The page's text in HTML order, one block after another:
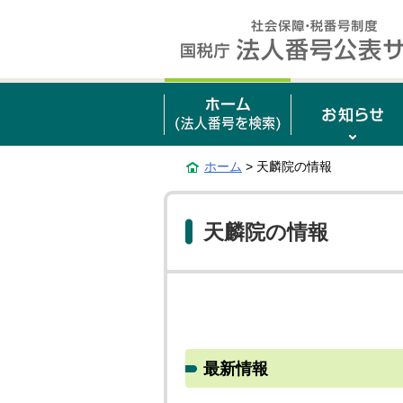
ホーム > 天麟院の情報
天麟院の情報
最新情報